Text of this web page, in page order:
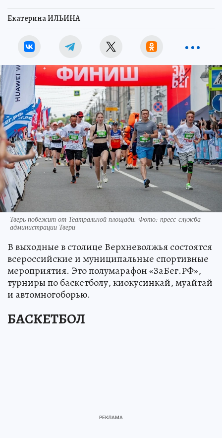
Екатерина ИЛЬИНА
Тверь побежит от Театральной площади. Фото: пресс-служба
администрации Твери
В выходные в столице Верхневолжья состоятся
всероссийские и муниципальные спортивные
мероприятия. Это полумарафон «ЗаБег.РФ»,
турниры по баскетболу, киокусинкай, муайтай
и автомногоборью.
БАСКЕТБОЛ